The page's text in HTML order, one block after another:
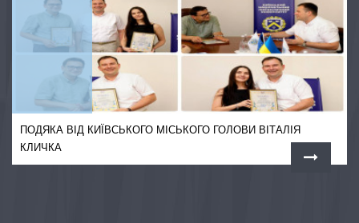
ПОДЯКА ВІД КИЇВСЬКОГО МІСЬКОГО ГОЛОВИ ВІТАЛІЯ
КЛИЧКА